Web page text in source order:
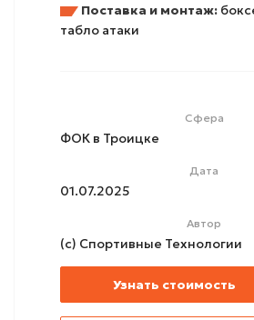
Поставка и монтаж:
табло атаки
Сфера
ФОК в Троицке
Дата
01.07.2025
Автор
(с) Спортивные Технологии
Узнать стоимость